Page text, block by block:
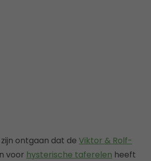
ontgaan dat de Viktor & Rolf-
voor hysterische taferelen heeft